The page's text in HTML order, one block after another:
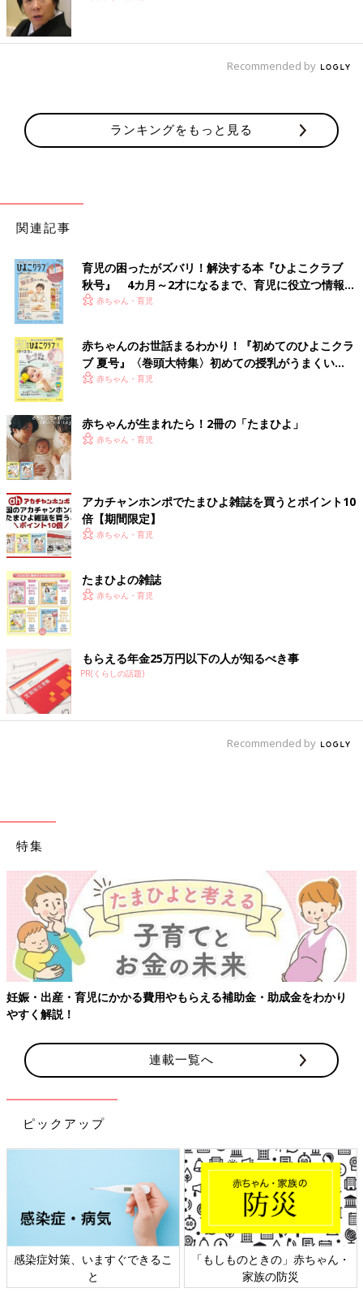
Recommended by
ランキングをもっと見る
関連記事
育児の困ったがズバリ！解決する本『ひよこクラブ
秋号』 4カ月～2才になるまで、育児に役立つ情報が
いっぱい！
赤ちゃん・育児
赤ちゃんのお世話まるわかり！『初めてのひよこクラ
ブ 夏号』〈巻頭大特集〉初めての授乳がうまくい
く！ おっぱい・ミルクの基本と夏のトラブル 解決テ
赤ちゃん・育児
赤ちゃんが生まれたら！2冊の「たまひよ」
赤ちゃん・育児
アカチャンホンポでたまひよ雑誌を買うとポイント10
倍【期間限定】
赤ちゃん・育児
たまひよの雑誌
赤ちゃん・育児
もらえる年金25万円以下の人が知るべき事
PR(くらしの話題)
Recommended by
特集
娠・出産・育児にかかる費用やもらえる補助金・助成金をわかり
すく解説！
連載一覧へ
ピックアップ
感染症対策、いますぐできるこ
と
「もしものときの」赤ちゃん・
家族の防災